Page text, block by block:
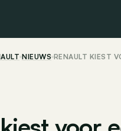
NIEUWS RENAULT KIEST